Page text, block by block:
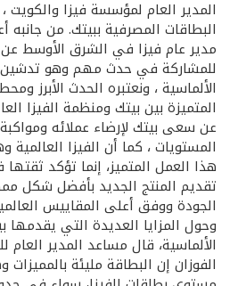
مملكة البحرين
المدير العام لمؤسسة فيزا والكويت ،
البطاقات المصرفية ببيتك. من
مدير عام فيزا في الشرق الأوسط عن
للمشاركة في حدث مهم وهو تدشين
الألماسية ، ونعتبره الحدث الأبرز
المتميزة بين بيتك ومنظمة الفيزا
عن سعى بيتك لإرضاء عملائه
المستويات ، كما أن الفيزا
هذا العمل المتميز، إنما تؤكد
تقديم المنتج الجديد بأفضل شكل
الجودة ووفق أعلى المقاييس
وحول المزايا العديدة التي يقدمها
الألماسية، قال مساعد المدير
الفوزان إن البطاقة مليئة